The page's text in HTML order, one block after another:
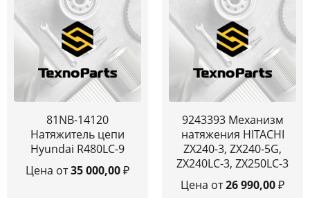
81NB-14120
Натяжитель цепи
Hyundai R480LC-9
Цена от35 000,00₽
9243393 Механизм
натяжения HITACHI
ZX240-3, ZX240-5G,
ZX240LC-3, ZX250LC-3
Цена от26 990,00₽